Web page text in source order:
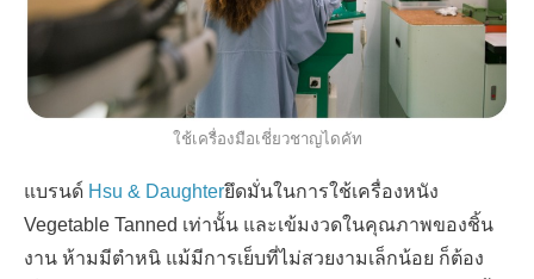
ใช้เครื่องมือเชี่ยวชาญไดคัท
แบรนด์ Hsu & Daughterยึดมั่นในการใช้เครื่องหนัง
Vegetable Tanned เท่านั้น และเข้มงวดในคุณภาพของชิ้น
งาน ห้ามมีตำหนิ แม้มีการเย็บที่ไม่สวยงามเล็กน้อย ก็ต้อง